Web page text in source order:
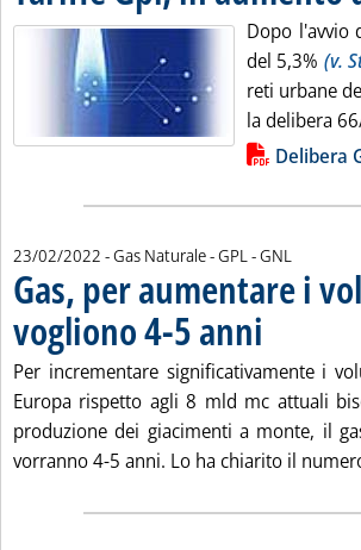
Dopo l'avvio
del 5,3% (v.
reti urbane
la delibera
Lista allegati PDF alla notizia
Delibera
23/02/2022 - Gas Naturale - GPL - GNL
Gas, per aumentare i
vogliono 4-5 anni
Per incrementare significativamente i
Europa rispetto agli 8 mld mc attuali
produzione dei giacimenti a monte, il
vorranno 4-5 anni. Lo ha chiarito il